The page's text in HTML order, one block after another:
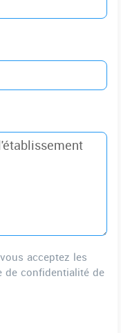
acceptez les
confidentialité de